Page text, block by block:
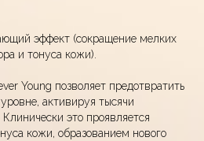
эффект (сокращение мелких
и тонуса кожи).
Young позволяет предотвратить
активируя тысячи
это проявляется
кожи, образованием нового